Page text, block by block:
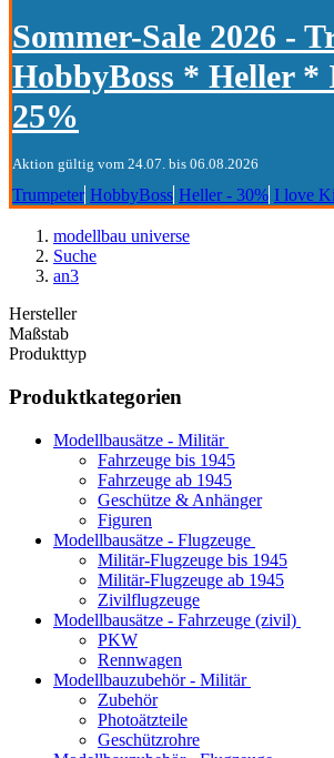
Sommer-Sale 2026 -
HobbyBoss * Heller *
25%
Aktion gültig vom 24.07. bis 06.08.2026
Trumpeter HobbyBoss Heller - 30% I love
modellbau universe
Suche
an3
Hersteller
Maßstab
Produkttyp
Produktkategorien
Modellbausätze - Militär
Fahrzeuge bis 1945
Fahrzeuge ab 1945
Geschütze & Anhänger
Figuren
Modellbausätze - Flugzeuge
Militär-Flugzeuge bis 1945
Militär-Flugzeuge ab 1945
Zivilflugzeuge
Modellbausätze - Fahrzeuge (zivil)
PKW
Rennwagen
Modellbauzubehör - Militär
Zubehör
Photoätzteile
Geschützrohre